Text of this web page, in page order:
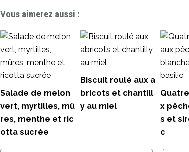
Vous aimerez aussi :
Salade de melon
vert, myrtilles, mû
res, menthe et ric
otta sucrée
Biscuit roulé aux a
bricots et chantill
y au miel
x
s et
c